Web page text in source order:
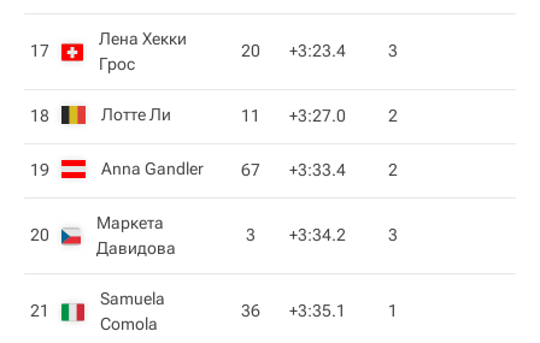
17
Лена Хекки
Грос
20 +3:23.4 3
18 Лотте Ли 11 +3:27.0 2
19 Anna Gandler 67 +3:33.4 2
20
Маркета
Давидова
3 +3:34.2 3
21
Samuela
Comola
36 +3:35.1 1